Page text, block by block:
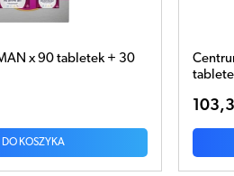
x 90 tabletek + 30
DO KOSZYKA